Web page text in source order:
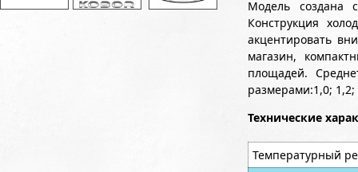
Модель создана
Конструкция
акцентировать
магазин,
площадей.
размерами:1,0; 1,2;
Технические
Температурный